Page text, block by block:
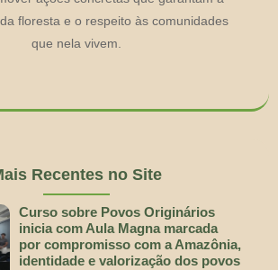
floresta e o respeito às comunidades
que nela vivem.
Recentes no Site
Curso sobre Povos Originários
inicia com Aula Magna marcada
por compromisso com a Amazônia,
identidade e valorização dos povos